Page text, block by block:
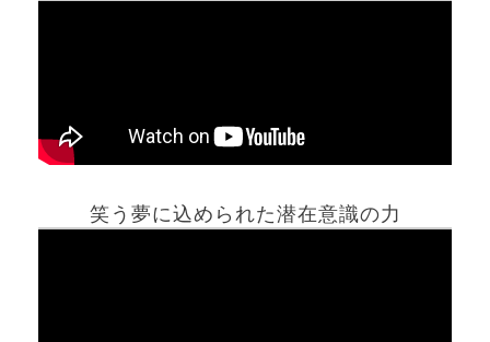
笑う夢に込められた潜在意識の力